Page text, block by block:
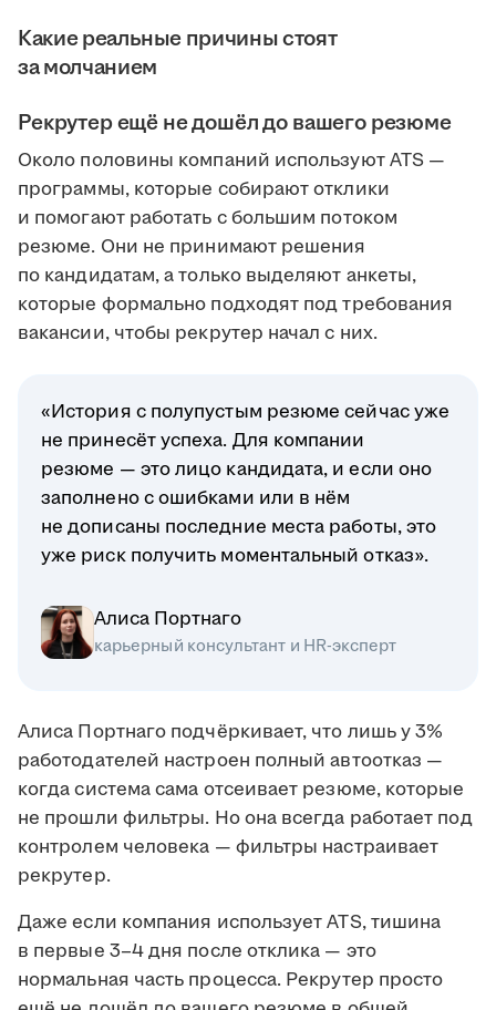
Какие реальные причины стоят
за молчанием
Рекрутер ещё не дошёл до вашего резюме
Около половины компаний используют ATS —
программы, которые собирают отклики
и помогают работать с большим потоком
резюме. Они не принимают решения
по кандидатам, а только выделяют анкеты,
которые формально подходят под требования
вакансии, чтобы рекрутер начал с них.
«История с полупустым резюме сейчас уже
не принесёт успеха. Для компании
резюме — это лицо кандидата, и если оно
заполнено с ошибками или в нём
не дописаны последние места работы, это
уже риск получить моментальный отказ».
Алиса Портнаго
карьерный консультант и HR-эксперт
Алиса Портнаго подчёркивает, что лишь у 3%
работодателей настроен полный автоотказ —
когда система сама отсеивает резюме, которые
не прошли фильтры. Но она всегда работает под
контролем человека — фильтры настраивает
рекрутер.
Даже если компания использует ATS, тишина
в первые 3–4 дня после отклика — это
нормальная часть процесса. Рекрутер просто